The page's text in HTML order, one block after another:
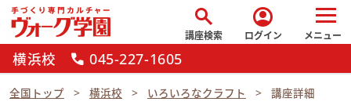
search
講座検索
account_circle
ログイン メニュー
横浜校 call 045-227-1605
全国トップ 横浜校 いろいろなクラフト 講座詳細